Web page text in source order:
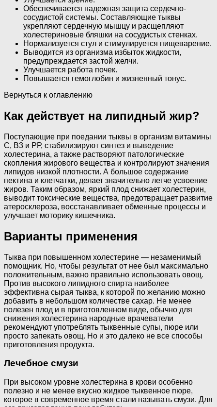
Обеспечивается надежная защита сердечно-
сосудистой системы. Составляющие тыквы
укрепляют сердечную мышцу и расщепляют
холестериновые бляшки на сосудистых стенках.
Нормализуется стул и стимулируется пищеварение.
Выводится из организма избыток жидкости,
предупреждается застой желчи.
Улучшается работа почек.
Повышается гемоглобин и жизненный тонус.
Вернуться к оглавлению
Как действует на липидный жир?
Поступающие при поедании тыквы в организм витамины
С, В3 и РР, стабилизируют синтез и выведение
холестерина, а также растворяют патологические
скопления жирового вещества и контролируют значения
липидов низкой плотности. А большое содержание
пектина и клетчатки, делает значительно легче усвоение
жиров. Таким образом, яркий плод снижает холестерин,
выводит токсические вещества, предотвращает развитие
атеросклероза, восстанавливает обменные процессы и
улучшает моторику кишечника.
Варианты применения
Тыква при повышенном холестерине — незаменимый
помощник. Но, чтобы результат от нее был максимально
положительным, важно правильно использовать овощ.
Против высокого липидного спирта наиболее
эффективна сырая тыква, к которой по желанию можно
добавить в небольшом количестве сахар. Не менее
полезен плод и в приготовленном виде, обычно для
снижения холестерина народные врачеватели
рекомендуют употреблять тыквенные супы, пюре или
просто запекать овощ. Но и это далеко не все способы
приготовления продукта.
Лечебное смузи
При высоком уровне холестерина в крови особенно
полезно и не менее вкусно жидкое тыквенное пюре,
которое в современное время стали называть смузи. Для